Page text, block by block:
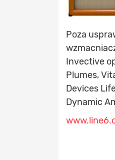
Poza
Invective
Plumes,
Devices
Dynamic